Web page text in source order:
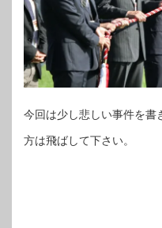
今回は少し悲しい事件を書
方は飛ばして下さい。